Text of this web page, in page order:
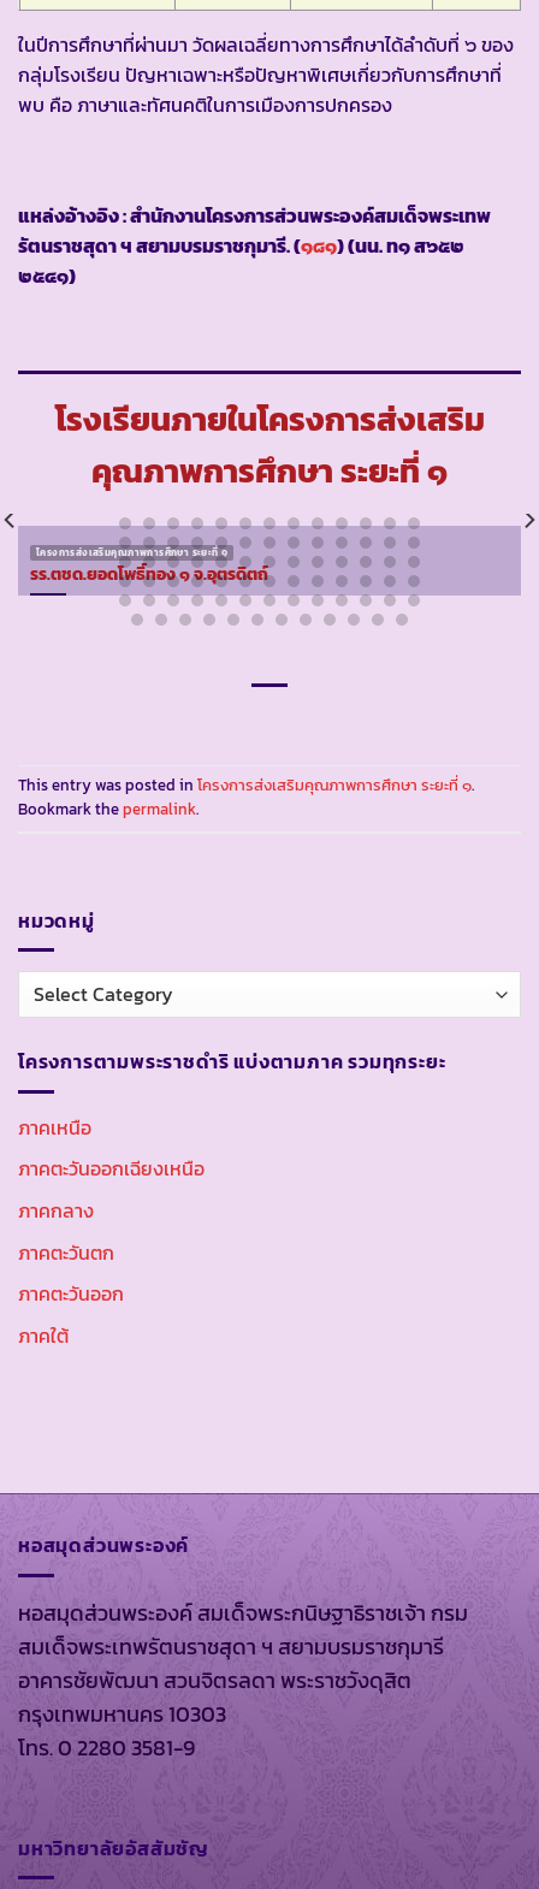
ในปีการศึกษาที่ผ่านมา วัดผลเฉลี่ยทางการศึกษาได้ลำดับที่ ๖ ของ
กลุ่มโรงเรียน ปัญหาเฉพาะหรือปัญหาพิเศษเกี่ยวกับการศึกษาที่
พบ คือ ภาษาและทัศนคติในการเมืองการปกครอง
แหล่งอ้างอิง : สำนักงานโครงการส่วนพระองค์สมเด็จพระเทพ
รัตนราชสุดา ฯ สยามบรมราชกุมารี. (๑๘๑) (นน. ท๑ ส๖๕๒
๒๕๔๑)
โรงเรียนภายในโครงการส่งเสริม
คุณภาพการศึกษา ระยะที่ ๑
โครงการส่งเสริมคุณภาพการศึกษา ระยะที่ ๑
รร.ตชด.ยอดโพธิ์ทอง ๑ จ.อุตรดิตถ์
This entry was posted in โครงการส่งเสริมคุณภาพการศึกษา ระยะที่ ๑.
Bookmark thepermalink.
หมวดหมู่
หมวด
หมู่
โครงการตามพระราชดำริ แบ่งตามภาค รวมทุกระยะ
ภาคเหนือ
ภาคตะวันออกเฉียงเหนือ
ภาคกลาง
ภาคตะวันตก
ภาคตะวันออก
ภาคใต้
หอสมุดส่วนพระองค์
หอสมุดส่วนพระองค์ สมเด็จพระกนิษฐาธิราชเจ้า กรม
สมเด็จพระเทพรัตนราชสุดา ฯ สยามบรมราชกุมารี
อาคารชัยพัฒนา สวนจิตรลดา พระราชวังดุสิต
กรุงเทพมหานคร 10303
โทร. 0 2280 3581-9
มหาวิทยาลัยอัสสัมชัญ